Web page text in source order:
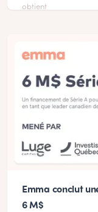
Emma conclut
6 M$